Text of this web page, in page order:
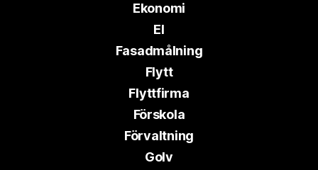
Ekonomi
El
Fasadmålning
Flytt
Flyttfirma
Förskola
Förvaltning
Golv